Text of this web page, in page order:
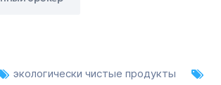
экологически чистые продукты